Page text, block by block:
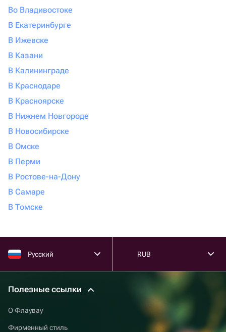
Во Владивостоке
В Екатеринбурге
В Ижевске
В Казани
В Калининграде
В Краснодаре
В Красноярске
В Нижнем Новгороде
В Новосибирске
В Омске
В Перми
В Ростове-на-Дону
В Самаре
В Томске
Русский RUB
Полезные ссылки
О Флаувау
Фирменный стиль